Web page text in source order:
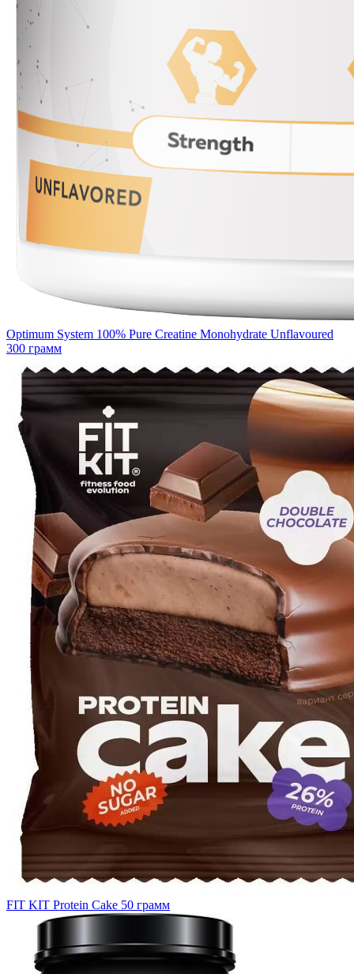
Optimum System 100% Pure Creatine Monohydrate Unflavoured
300 грамм
FIT KIT Protein Cake 50 грамм